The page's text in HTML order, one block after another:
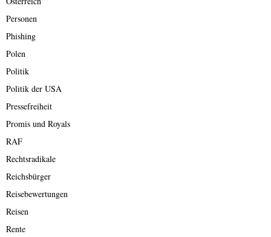
Personen
Phishing
Polen
Politik
Politik der USA
Pressefreiheit
Promis und Royals
RAF
Rechtsradikale
Reichsbürger
Reisebewertungen
Reisen
Rente